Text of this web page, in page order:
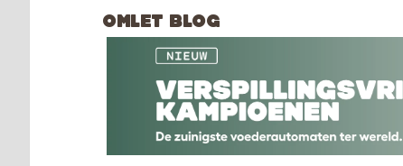
OMLET BLOG